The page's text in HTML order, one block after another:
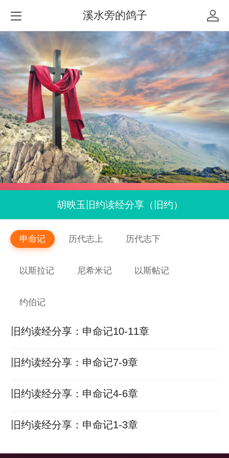
溪水旁的鸽子
胡映玉旧约读经分享（旧约）
申命记 历代志上 历代志下
以斯拉记 尼希米记 以斯帖记
约伯记
旧约读经分享：申命记10-11章
旧约读经分享：申命记7-9章
旧约读经分享：申命记4-6章
旧约读经分享：申命记1-3章